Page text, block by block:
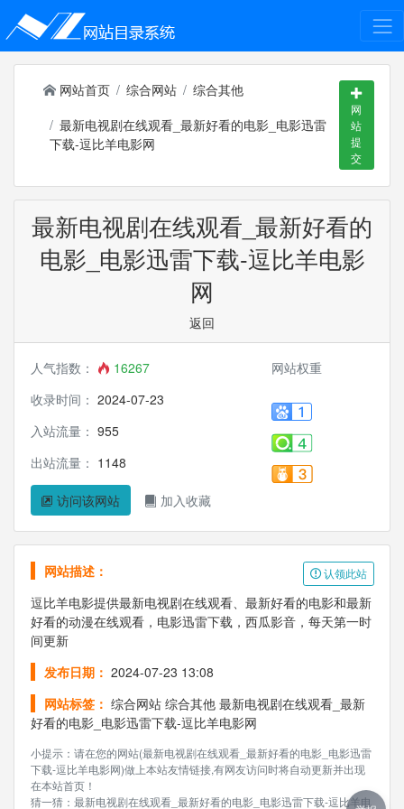
网站首页 综合网站
综合其他
最新电视剧在线观看_最新好看的电影_电影迅雷
下载-逗比羊电影网
网
站
提
交
最新电视剧在线观看_最新好看的
电影_电影迅雷下载-逗比羊电影
网
返回
人气指数：
16267
收录时间： 2024-07-23
入站流量： 955
出站流量： 1148
访问该网站 加入收藏
网站权重
认领此站
网站描述：
逗比羊电影提供最新电视剧在线观看、最新好看的电影和最新
好看的动漫在线观看，电影迅雷下载，西瓜影音，每天第一时
间更新
发布日期： 2024-07-23 13:08
网站标签： 综合网站 综合其他 最新电视剧在线观看_最新
好看的电影_电影迅雷下载-逗比羊电影网
小提示：请在您的网站(最新电视剧在线观看_最新好看的电影_电影迅雷
下载-逗比羊电影网)做上本站友情链接,有网友访问时将自动更新并出现
在本站首页！
猜一猜：最新电视剧在线观看_最新好看的电影_电影迅雷下载-逗比羊电